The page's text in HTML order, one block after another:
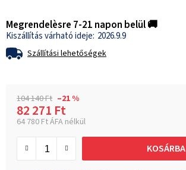
Megrendelèsre 7-21 napon belül 🚚
2026.9.9
Szállítási lehetőségek
104 140 Ft –21 %
82 271 Ft
64 780 Ft ÁFA nélkül
KOSÁRBA